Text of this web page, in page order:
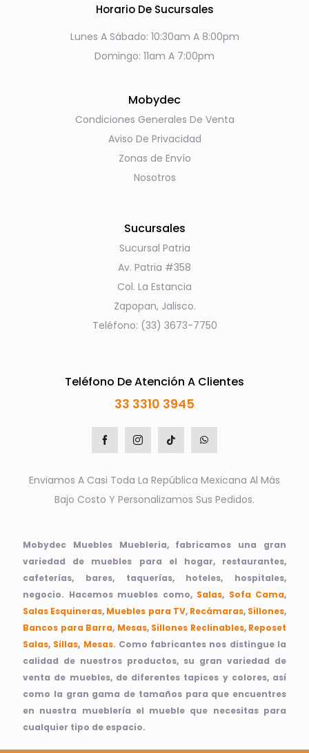
Horario De Sucursales
Lunes A Sábado: 10:30am A 8:00pm
Domingo: 11am A 7:00pm
Mobydec
Condiciones Generales De Venta
Aviso De Privacidad
Zonas de Envío
Nosotros
Sucursales
Sucursal Patria
Av. Patria #358
Col. La Estancia
Zapopan, Jalisco.
Teléfono: (33) 3673-7750
Teléfono De Atención A Clientes
33 3310 3945
Enviamos A Casi Toda La República Mexicana Al Más
Bajo Costo Y Personalizamos Sus Pedidos.
Mobydec Muebles Muebleria, fabricamos una gran
variedad de muebles para el hogar, restaurantes,
cafeterías, bares, taquerías, hoteles, hospitales,
negocio. Hacemos muebles como, Salas, Sofa Cama,
Salas Esquineras, Muebles para TV, Recámaras, Sillones,
Bancos para Barra, Mesas, Sillones Reclinables, Reposet
Salas, Sillas, Mesas. Como fabricantes nos distingue la
calidad de nuestros productos, su gran variedad de
venta de muebles, de diferentes tapices y colores, así
como la gran gama de tamaños para que encuentres
en nuestra mueblería el mueble que necesitas para
cualquier tipo de espacio.